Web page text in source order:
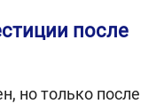
после
но только после